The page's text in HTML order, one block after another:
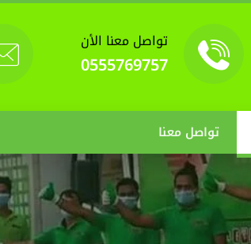
تواصل معنا الأن
0555769757
تواصل معنا